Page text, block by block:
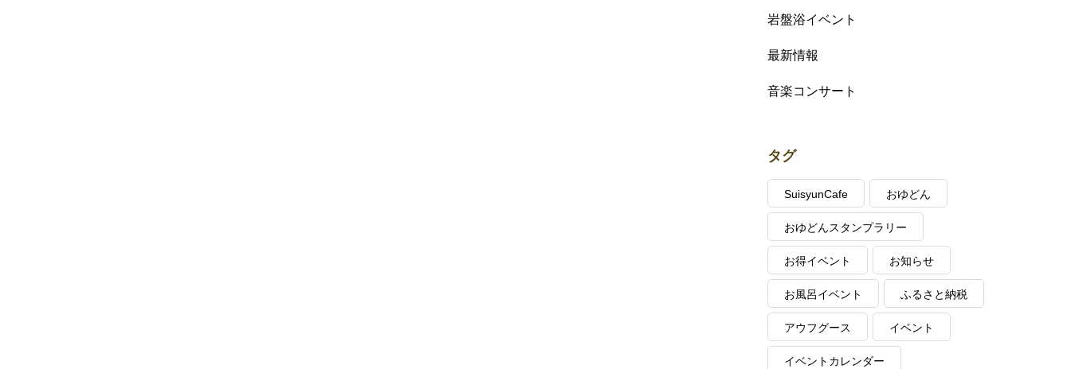
岩盤浴イベント
最新情報
音楽コンサート
タグ
SuisyunCafe おゆどん
おゆどんスタンプラリー
お得イベント お知らせ
お風呂イベント ふるさと納税
アウフグース イベント
イベントカレンダー